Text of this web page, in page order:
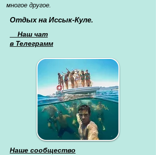
многое другое.
Отдых на Иссык-Куле.
Наш чат
в Телеграмм
Наше сообщество